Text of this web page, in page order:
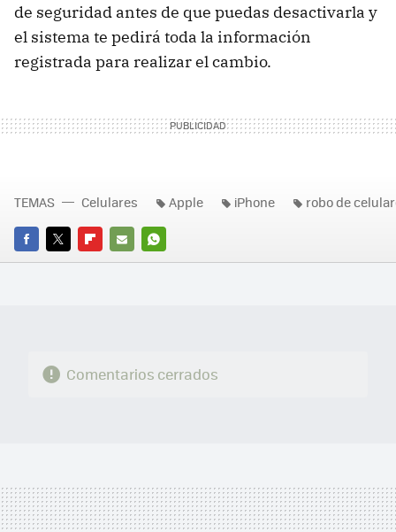
de seguridad antes de que puedas desactivarla y
el sistema te pedirá toda la información
registrada para realizar el cambio.
FACEBOOK
TWITTERFLIPBOARD
E-
WHATSAPP
TEMAS Celulares Apple iPhone robo de
Comentarios cerrados